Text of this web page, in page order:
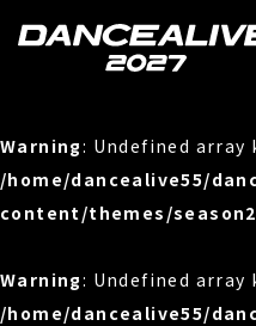
Warning: Undefined array
/home/dancealive55/
content/themes/
Warning: Undefined
/home/dancealive55/